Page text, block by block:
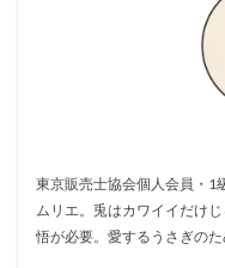
東京販売士協会個人会員・1
ムリエ。兎はカワイイだけ
悟が必要。愛するうさぎの